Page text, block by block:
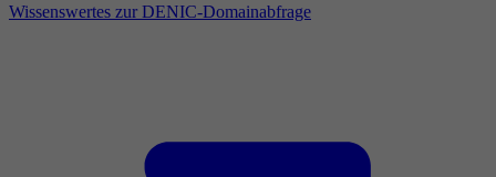
Wissenswertes zur DENIC-Domainabfrage